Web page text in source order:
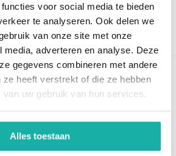
voor social media te bieden
te analyseren. Ook delen we
van onze site met onze
media, adverteren en analyse. Deze
gegevens combineren met andere
ze heeft verstrekt of die ze hebben
uw gebruik van hun services.
Alles toestaan
(BSE)
%
€ 219,-